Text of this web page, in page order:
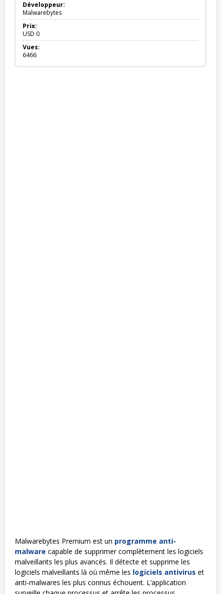
Développeur:
Malwarebytes
Prix:
USD 0
Vues:
6466
Malwarebytes Premium est un programme anti-
malware capable de supprimer complètement les logiciels
malveillants les plus avancés. Il détecte et supprime les
logiciels malveillants là où même les logiciels antivirus et
anti-malwares les plus connus échouent. L’application